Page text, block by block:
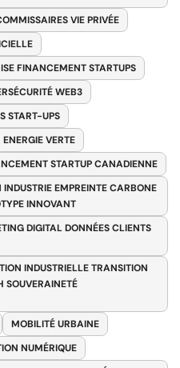
VIE PRIVÉE
FINANCEMENT STARTUPS
WEB3
START-UPS
ENERGIE VERTE
STARTUP CANADIENNE
EMPREINTE CARBONE
INNOVANT
DIGITAL DONNÉES CLIENTS
INDUSTRIELLE TRANSITION
SOUVERAINETÉ
MOBILITÉ URBAINE
NUMÉRIQUE